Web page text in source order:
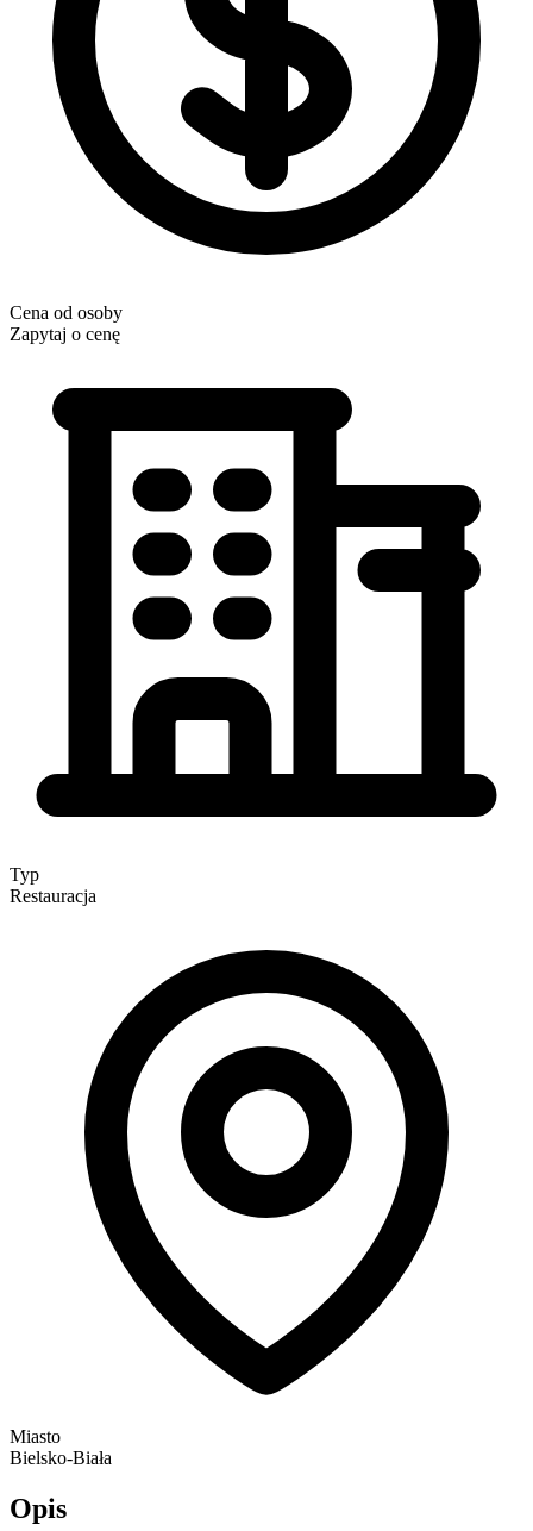
Cena od osoby
Zapytaj o cenę
Typ
Restauracja
Miasto
Bielsko-Biała
Opis